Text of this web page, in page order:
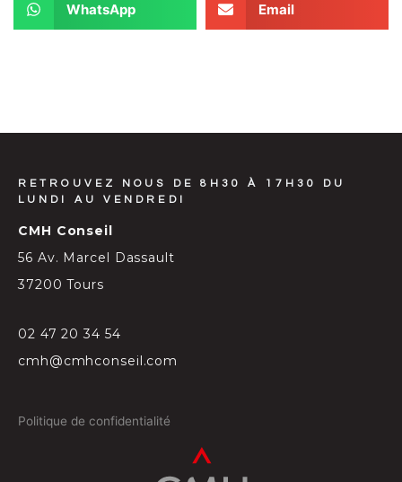
WhatsApp Email
RETROUVEZ NOUS DE 8H30 À 17H30 DU
LUNDI AU VENDREDI
CMH Conseil
56 Av. Marcel Dassault
37200 Tours
02 47 20 34 54
cmh@cmhconseil.com
Politique de confidentialité